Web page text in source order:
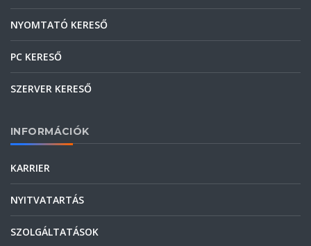
NYOMTATÓ KERESŐ
PC KERESŐ
SZERVER KERESŐ
INFORMÁCIÓK
KARRIER
NYITVATARTÁS
SZOLGÁLTATÁSOK